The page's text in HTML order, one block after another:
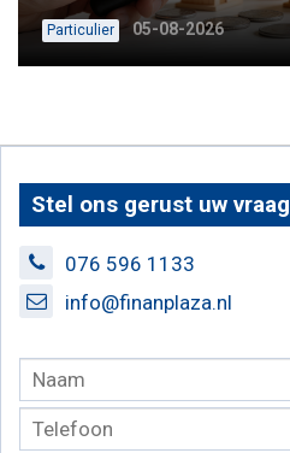
Particulier 05-08-2026
Stel ons gerust uw vraag
076 596 1133
info@finanplaza.nl